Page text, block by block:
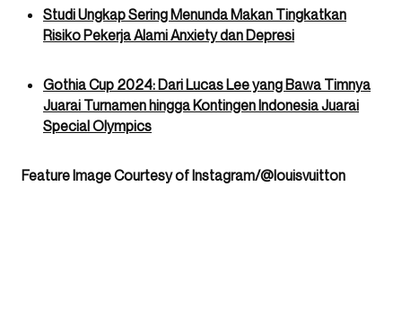
Studi Ungkap Sering Menunda Makan Tingkatkan
Risiko Pekerja Alami Anxiety dan Depresi
Gothia Cup 2024: Dari Lucas Lee yang Bawa Timnya
Juarai Turnamen hingga Kontingen Indonesia Juarai
Special Olympics
Feature Image Courtesy of Instagram/@louisvuitton